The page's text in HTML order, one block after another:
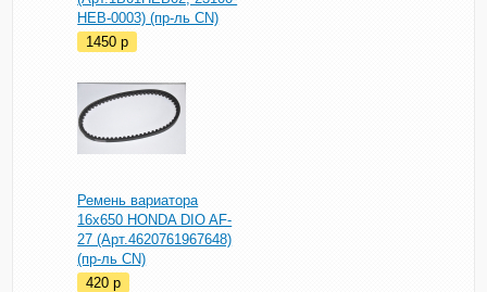
HEB-0003) (пр-ль CN)
1450p
Ремень вариатора
16х650 HONDA DIO AF-
27 (Арт.4620761967648)
(пр-ль CN)
420p